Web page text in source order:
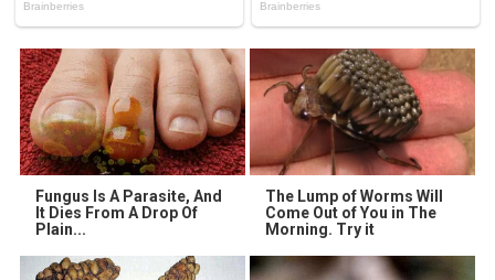
Fungus Is A Parasite, And
It Dies From A Drop Of
Plain...
The Lump of Worms Will
Come Out of You in The
Morning. Try it